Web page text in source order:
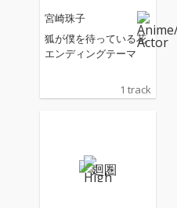
宮崎珠子
狐が僕を待っている花
エンディングテーマ
1 track